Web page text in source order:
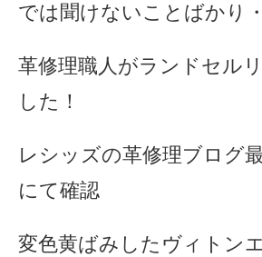
では聞けないことばかり
革修理職人がランドセル
した！
レシッズの革修理ブログ
にて確認
変色黄ばみしたヴィトン